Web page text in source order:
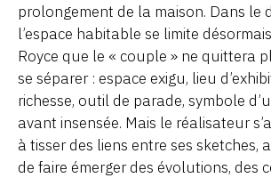
prolongement de la maison. Dans le
l’espace habitable se limite
Royce que le « couple » ne quittera
se séparer : espace exigu, lieu
richesse, outil de parade, symbole
avant insensée. Mais le réalisateur
à tisser des liens entre ses sketches,
de faire émerger des évolutions, des